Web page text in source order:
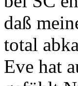
daß
total
Eve hat